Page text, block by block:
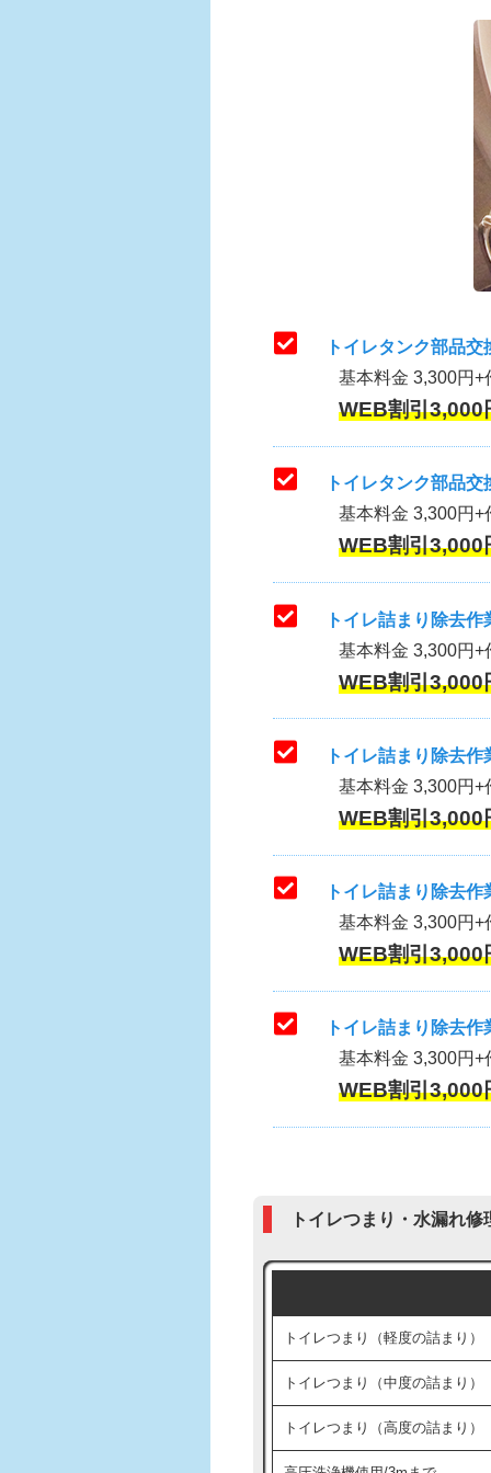
トイレタンク部品
基本料金 3,300円
WEB割引
トイレタンク部品
基本料金 3,300円+
WEB割引
トイレ詰まり除去作
基本料金 3,300円+
WEB割引
トイレ詰まり除去
基本料金 3,300円+
WEB割引
トイレ詰まり除去
基本料金 3,300円+
WEB割引
トイレ詰まり除去
基本料金 3,300円+
WEB割引
トイレつまり・水漏れ
トイレつまり（軽度の詰まり）
トイレつまり（中度の詰まり）
トイレつまり（高度の詰まり）